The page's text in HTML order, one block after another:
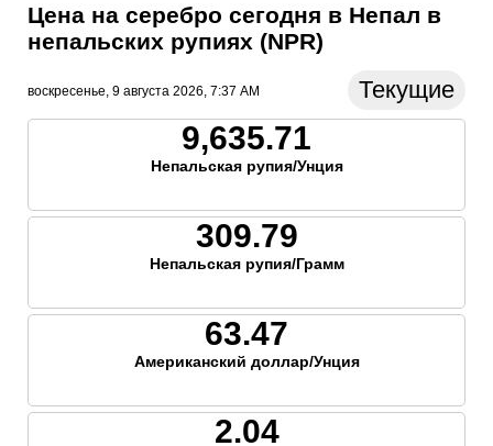
Цена на серебро сегодня в Непал в
непальских рупиях (NPR)
воскресенье, 9 августа 2026, 7:37 AM Текущие
9,635.71
Непальская рупия/Унция
309.79
Непальская рупия/Грамм
63.47
Американский доллар/Унция
2.04